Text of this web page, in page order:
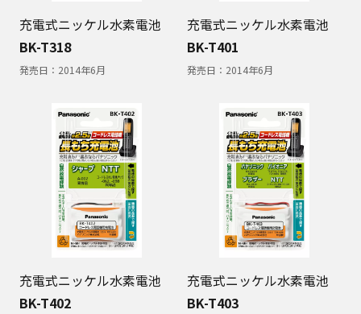
充電式ニッケル水素電池
BK-T318
発売日： 2014年6月
充電式ニッケル水素電池
BK-T401
発売日： 2014年6月
充電式ニッケル水素電池
BK-T402
充電式ニッケル水素電池
BK-T403